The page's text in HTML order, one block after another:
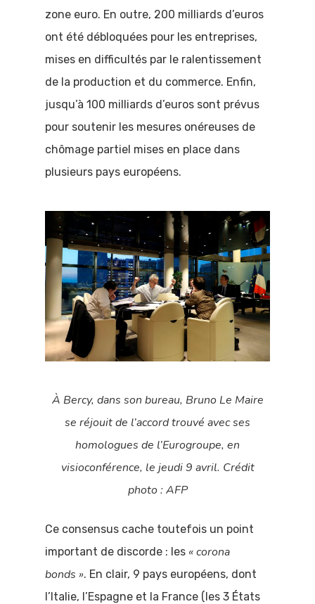
zone euro. En outre, 200 milliards d’euros
ont été débloquées pour les entreprises,
mises en difficultés par le ralentissement
de la production et du commerce. Enfin,
jusqu’à 100 milliards d’euros sont prévus
pour soutenir les mesures onéreuses de
chômage partiel mises en place dans
plusieurs pays européens.
À Bercy, dans son bureau, Bruno Le Maire
se réjouit de l’accord trouvé avec ses
homologues de l’Eurogroupe, en
visioconférence, le jeudi 9 avril. Crédit
photo : AFP
Ce consensus cache toutefois un point
important de discorde : les «corona
bonds ». En clair, 9 pays européens, dont
l’Italie, l’Espagne et la France (les 3 États